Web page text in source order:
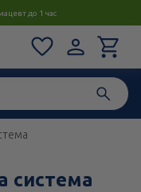
до 1 час
система